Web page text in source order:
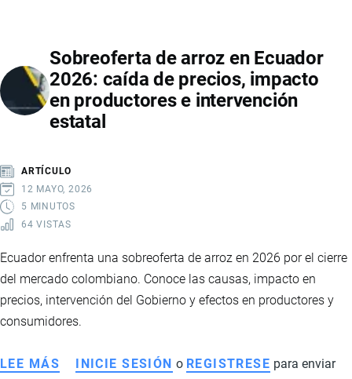
INTEGRAL
2025-
2029:
LA
DE
RUTA
DEL
EN
Sobreoferta de arroz en Ecuador
2026: caída de precios, impacto
en productores e intervención
estatal
ARTÍCULO
12 MAYO, 2026
5 MINUTOS
64 VISTAS
Ecuador enfrenta una sobreoferta de arroz en 2026 por el cierre
del mercado colombiano. Conoce las causas, impacto en
precios, intervención del Gobierno y efectos en productores y
consumidores.
LEE MÁS SOBRE
INICIE SESIÓN o REGISTRESE para enviar